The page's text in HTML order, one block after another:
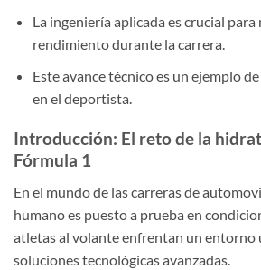
La ingeniería aplicada es crucial
rendimiento durante la carrera.
Este avance técnico es un ejemplo
en el deportista.
Introducción: El reto de la
Fórmula 1
En el mundo de las carreras de
humano es puesto a prueba en
atletas al volante enfrentan un entorno
soluciones tecnológicas avanzadas.